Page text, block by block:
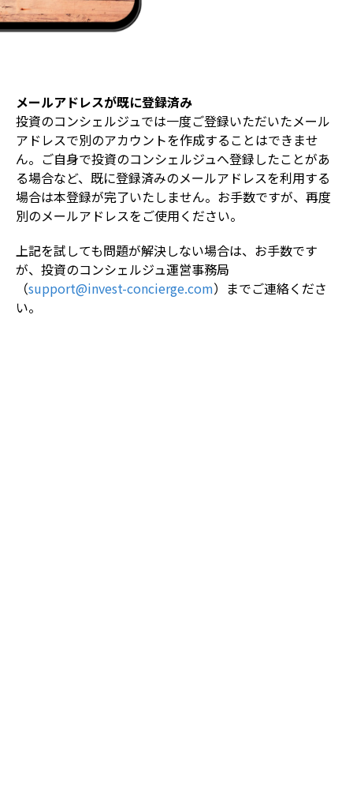
メールアドレスが既に登録済み
投資のコンシェルジュでは一度ご登録いただいたメール
アドレスで別のアカウントを作成することはできませ
ん。ご自身で投資のコンシェルジュへ登録したことがあ
る場合など、既に登録済みのメールアドレスを利用する
場合は本登録が完了いたしません。お手数ですが、再度
別のメールアドレスをご使用ください。
上記を試しても問題が解決しない場合は、お手数です
が、投資のコンシェルジュ運営事務局
（support@invest-concierge.com）までご連絡くださ
い。